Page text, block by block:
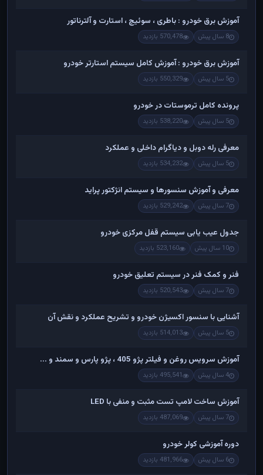
آموزش برق خودرو : باطری ، سوئیچ ، استارت و آلترناتور
8 سال پیش 570,478 بازدید
آموزش برق خودرو : آموزش کامل سیستم استارتر خودرو
5 سال پیش 550,329 بازدید
پرونده کامل ترموستات در خودرو
5 سال پیش 538,220 بازدید
معرفی رله دوبل و دیاگرام داخلی و عملکرد
5 سال پیش 534,232 بازدید
معرفی و آموزش سنسورها و سیستم انژکتور پراید
7 سال پیش 529,242 بازدید
جدول عیب یابی سیستم قفل مرکزی خودرو
10 سال پیش 523,160 بازدید
فنر و کمک فنر در سیستم تعلیق خودرو
7 سال پیش 520,543 بازدید
آشنایی با سنسور اکسیژن خودرو و تشریح عملکرد و نقش آن
5 سال پیش 514,013 بازدید
آموزش سرویس روغن و فیلتر پژو 405 ، پژو پارس و سمند و ...
4 سال پیش 495,541 بازدید
آموزش ساخت لامپ تست مثبت و منفی با LED
7 سال پیش 487,069 بازدید
دوره آموزشی کولر خودرو
6 سال پیش 481,966 بازدید